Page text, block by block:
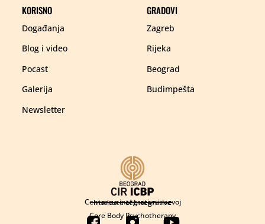
KORISNO
Događanja
Blog i video
Pocast
Galerija
Newsletter
GRADOVI
Zagreb
Rijeka
Beograd
Budimpešta
Centar za integrativni razvoj
Institute of Integrative
Core Body Psychotherapy